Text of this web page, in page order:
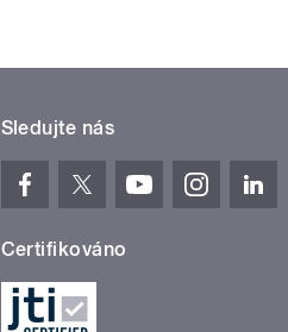
Sledujte nás
Certifikováno